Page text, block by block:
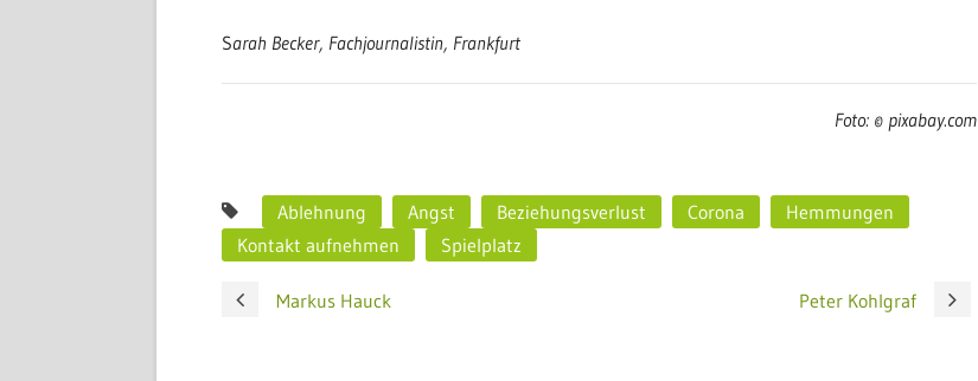
Sarah Becker, Fachjournalistin, Frankfurt
Foto: © pixabay.com
Ablehnung Angst Beziehungsverlust Corona
Hemmungen
Kontakt aufnehmen
Spielplatz
Markus Hauck Peter Kohlgraf